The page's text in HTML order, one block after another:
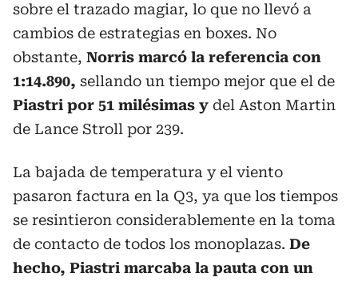
sobre el trazado magiar, lo que no llevó a
cambios de estrategias en boxes. No
obstante, Norris marcó la referencia con
1:14.890, sellando un tiempo mejor que el de
Piastri por 51 milésimas y del Aston Martin
de Lance Stroll por 239.
La bajada de temperatura y el viento
pasaron factura en la Q3, ya que los tiempos
se resintieron considerablemente en la toma
de contacto de todos los monoplazas. De
hecho, Piastri marcaba la pauta con un